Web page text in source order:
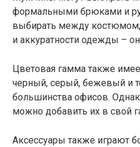
формальными брюками и
выбирать между костюмом,
и аккуратности одежды –
Цветовая гамма также
черный, серый, бежевый и
большинства офисов.
можно добавить их в свой
Аксессуары также играют